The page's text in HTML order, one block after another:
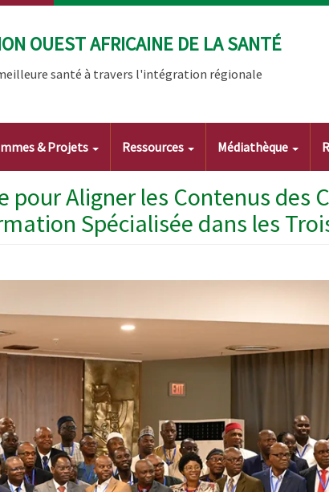
OUEST AFRICAINE DE LA SANTÉ
santé à travers l'intégration régionale
& Projets Ressources Médiathèque
pour Aligner les Contenus
Spécialisée dans les